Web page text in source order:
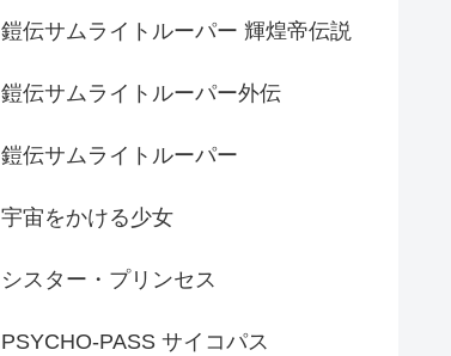
鎧伝サムライトルーパー 輝煌帝伝説
鎧伝サムライトルーパー外伝
鎧伝サムライトルーパー
宇宙をかける少女
シスター・プリンセス
PSYCHO-PASS サイコパス